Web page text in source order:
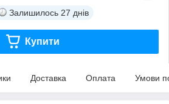
Залишилось 27 днів
Купити
Доставка Оплата Умови